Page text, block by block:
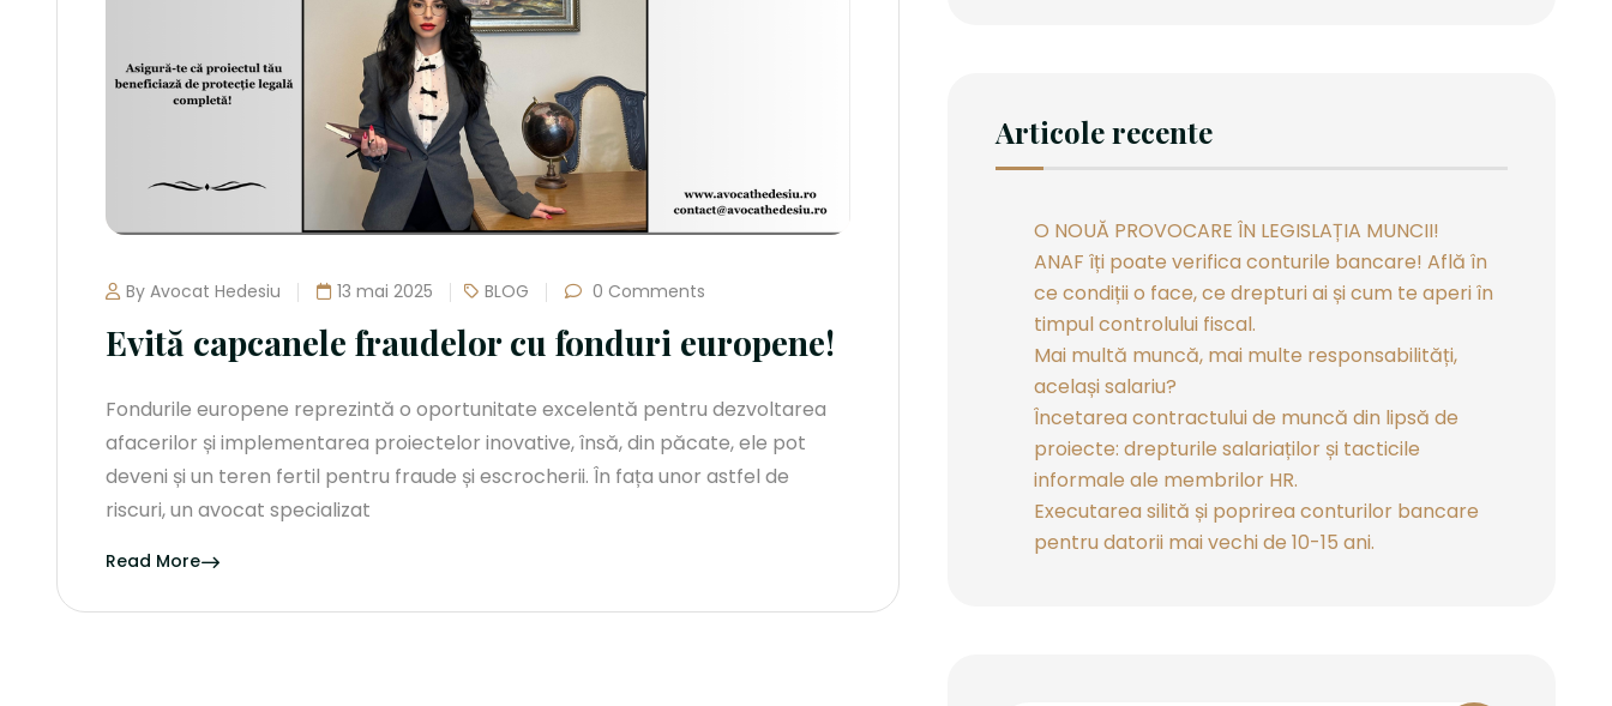
By Avocat Hedesiu 13 mai 2025 BLOG 0 Comments
Evită capcanele fraudelor cu fonduri europene!
Fondurile europene reprezintă o oportunitate excelentă pentru dezvoltarea
afacerilor și implementarea proiectelor inovative, însă, din păcate, ele pot
deveni și un teren fertil pentru fraude și escrocherii. În fața unor astfel de
riscuri, un avocat specializat
Read More
Articole recente
O NOUĂ PROVOCARE ÎN LEGISLAȚIA MUNCII!
ANAF îți poate verifica conturile bancare! Află în
ce condiții o face, ce drepturi ai și cum te aperi în
timpul controlului fiscal.
Mai multă muncă, mai multe responsabilități,
același salariu?
Încetarea contractului de muncă din lipsă de
proiecte: drepturile salariaților și tacticile
informale ale membrilor HR.
Executarea silită și poprirea conturilor bancare
pentru datorii mai vechi de 10-15 ani.